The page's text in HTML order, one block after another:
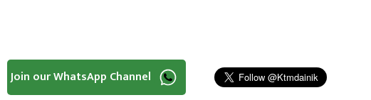
Join our WhatsApp Channel